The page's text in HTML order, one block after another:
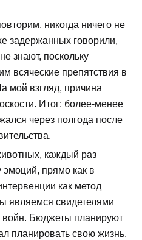
никогда ничего не
задержанных говорили,
знают, поскольку
всяческие препятствия в
мой взгляд, причина
Итог: более-менее
через полгода после
каждый раз
прямо как в
как метод
являемся свидетелями
войн. Бюджеты планируют
планировать свою жизнь.